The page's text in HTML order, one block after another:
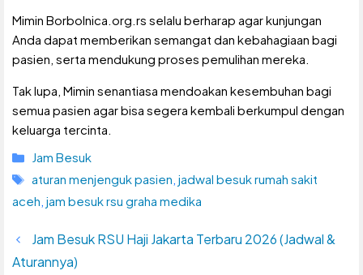
Mimin Borbolnica.org.rs selalu berharap agar kunjungan
Anda dapat memberikan semangat dan kebahagiaan bagi
pasien, serta mendukung proses pemulihan mereka.
Tak lupa, Mimin senantiasa mendoakan kesembuhan bagi
semua pasien agar bisa segera kembali berkumpul dengan
keluarga tercinta.
Kategori
Jam Besuk
Tag
aturan menjenguk pasien, jadwal besuk rumah sakit
aceh, jam besuk rsu graha medika
Jam Besuk RSU Haji Jakarta Terbaru 2026 (Jadwal &
Aturannya)